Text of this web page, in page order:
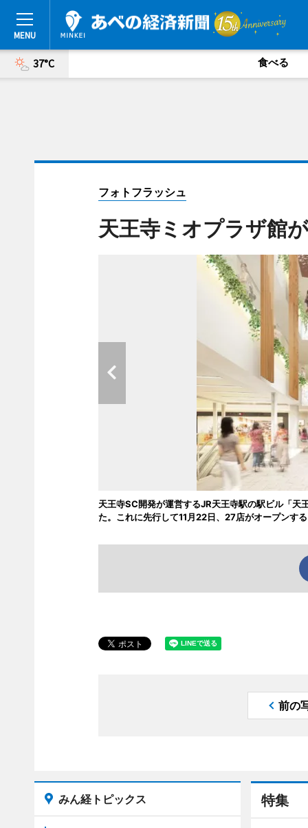
37°C 食べる
フォトフラッシュ
天王寺ミオプラザ館
天王寺SC開発が運営するJR天王寺駅の駅ビル「
た。これに先行して11月22日、27店がオープンす
前の
特集
みん経トピックス